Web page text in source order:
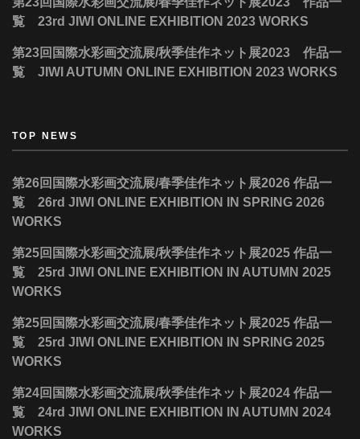
覧 23rd JIWI ONLINE EXHIBITION 2023 WORKS
第23回国際水彩画交流展/秋季佳作ネット展2023 作品一
覧 JIWI AUTUMN ONLINE EXHIBITION 2023 WORKS
TOP NEWS
第26回国際水彩画交流展/春季佳作ネット展2026 作品一
覧 26rd JIWI ONLINE EXHIBITION IN SPRING 2026
WORKS
第25回国際水彩画交流展/秋季佳作ネット展2025 作品一
覧 25rd JIWI ONLINE EXHIBITION IN AUTUMN 2025
WORKS
第25回国際水彩画交流展/春季佳作ネット展2025 作品一
覧 25rd JIWI ONLINE EXHIBITION IN SPRING 2025
WORKS
第24回国際水彩画交流展/秋季佳作ネット展2024 作品一
覧 24rd JIWI ONLINE EXHIBITION IN AUTUMN 2024
WORKS